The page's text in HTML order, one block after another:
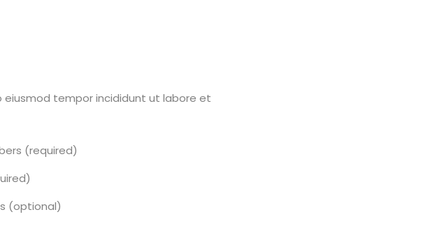
eiusmod tempor incididunt ut labore et
(required)
(optional)